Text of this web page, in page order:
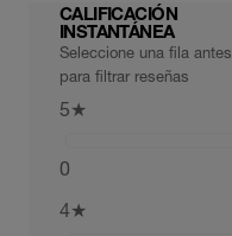
CALIFICACIÓN
INSTANTÁNEA
Seleccione una fila antes
para filtrar reseñas
5★
0
4★